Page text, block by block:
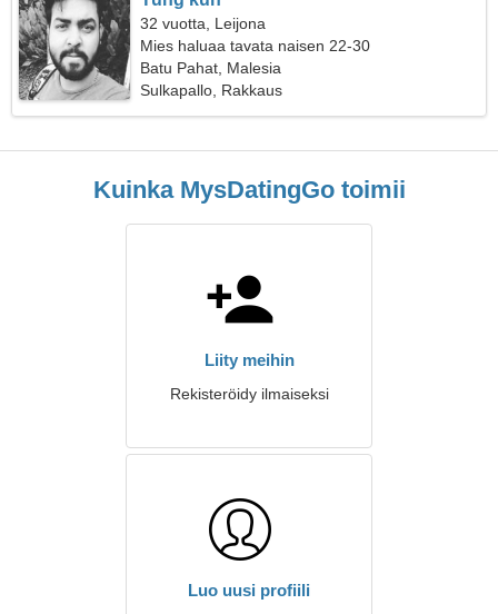
32 vuotta, Leijona
Mies haluaa tavata naisen 22-30
Batu Pahat, Malesia
Sulkapallo, Rakkaus
Kuinka MysDatingGo toimii
Liity meihin
Rekisteröidy ilmaiseksi
Luo uusi profiili